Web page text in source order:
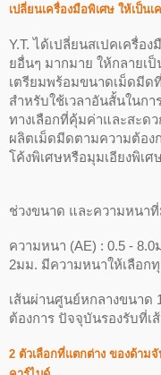
เปลี่ยนเครื่องมือพิเศษ ให้เป็น
Y.T. ได้เปลี่ยนสเปคเครื่อ
ยอื่นๆ มากมาย ให้กลายเป็
เตรียมพร้อมขนาดเม็ดมีด
สำหรับใช้เวลาอันสั้นในก
ทางเลือกที่คุ้มค่าและสะด
ผลิตเม็ดมีดตามความต้อง
โค้งพิเศษหรือมุมเอียงพิเศ
ช่วงขนาด และความหนา
ความหนา (AE) : 0.5 -
2มม. มีความหนาให้เลือก
เส้นผ่านศูนย์หกลางขนาด
ต้องการ ปัจจุบันรองรับที่เ
2 ตัวเลือกที่แตกต่าง ของด้าม